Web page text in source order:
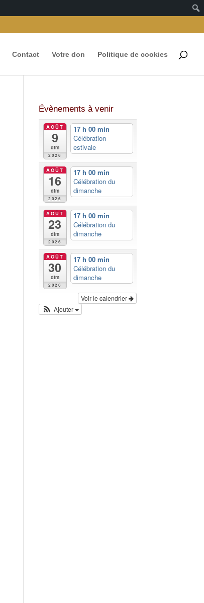
Contact Votre don Politique de cookies
Évènements à venir
AOÛT
9
dim
2026
17 h 00 min
Célébration
estivale
AOÛT
16
dim
2026
17 h 00 min
Célébration du
dimanche
AOÛT
23
dim
2026
17 h 00 min
Célébration du
dimanche
AOÛT
30
dim
2026
17 h 00 min
Célébration du
dimanche
Voir le calendrier
Ajouter